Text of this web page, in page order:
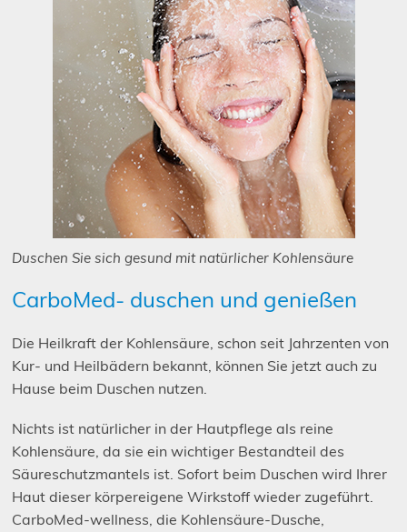
Duschen Sie sich gesund mit natürlicher Kohlensäure
CarboMed- duschen und genießen
Die Heilkraft der Kohlensäure, schon seit Jahrzenten von
Kur- und Heilbädern bekannt, können Sie jetzt auch zu
Hause beim Duschen nutzen.
Nichts ist natürlicher in der Hautpflege als reine
Kohlensäure, da sie ein wichtiger Bestandteil des
Säureschutzmantels ist. Sofort beim Duschen wird Ihrer
Haut dieser körpereigene Wirkstoff wieder zugeführt.
CarboMed-wellness, die Kohlensäure-Dusche,